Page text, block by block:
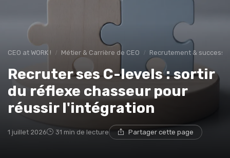
CEO at WORK ! Métier & Carrière de CEO Recrutement &
Recruter ses C-levels : sortir
du réflexe chasseur pour
réussir l'intégration
1 juillet 2026 31 min de lecture Partager cette page